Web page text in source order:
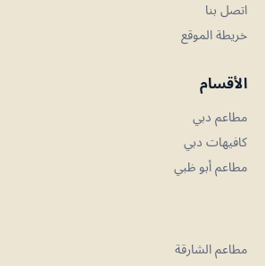
اتصل بنا
خريطة الموقع
الأقسام
مطاعم دبي
كافيهات دبي
مطاعم أبو ظبي
مطاعم الشارقة